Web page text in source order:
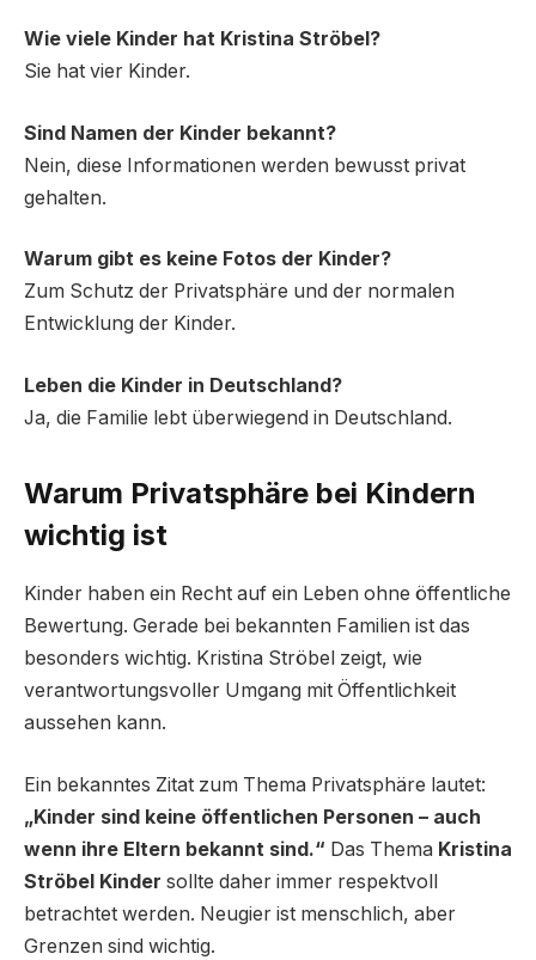
Wie viele Kinder hat Kristina Ströbel?
Sie hat vier Kinder.
Sind Namen der Kinder bekannt?
Nein, diese Informationen werden bewusst privat
gehalten.
Warum gibt es keine Fotos der Kinder?
Zum Schutz der Privatsphäre und der normalen
Entwicklung der Kinder.
Leben die Kinder in Deutschland?
Ja, die Familie lebt überwiegend in Deutschland.
Warum Privatsphäre bei Kindern
wichtig ist
Kinder haben ein Recht auf ein Leben ohne öffentliche
Bewertung. Gerade bei bekannten Familien ist das
besonders wichtig. Kristina Ströbel zeigt, wie
verantwortungsvoller Umgang mit Öffentlichkeit
aussehen kann.
Ein bekanntes Zitat zum Thema Privatsphäre lautet:
„Kinder sind keine öffentlichen Personen – auch
wenn ihre Eltern bekannt sind.“ Das Thema Kristina
Ströbel Kinder sollte daher immer respektvoll
betrachtet werden. Neugier ist menschlich, aber
Grenzen sind wichtig.